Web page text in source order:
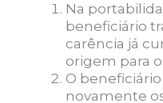
Na
beneficiário
carência já
origem para
O
novamente